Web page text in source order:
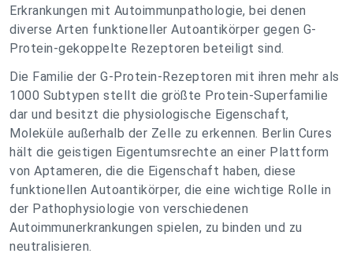
Erkrankungen mit Autoimmunpathologie, bei denen
diverse Arten funktioneller Autoantikörper gegen G-
Protein-gekoppelte Rezeptoren beteiligt sind.
Die Familie der G-Protein-Rezeptoren mit ihren mehr als
1000 Subtypen stellt die größte Protein-Superfamilie
dar und besitzt die physiologische Eigenschaft,
Moleküle außerhalb der Zelle zu erkennen. Berlin Cures
hält die geistigen Eigentumsrechte an einer Plattform
von Aptameren, die die Eigenschaft haben, diese
funktionellen Autoantikörper, die eine wichtige Rolle in
der Pathophysiologie von verschiedenen
Autoimmunerkrankungen spielen, zu binden und zu
neutralisieren.